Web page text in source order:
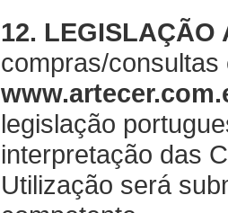
12.
compras/
legislação
interpretação das
Utilização será